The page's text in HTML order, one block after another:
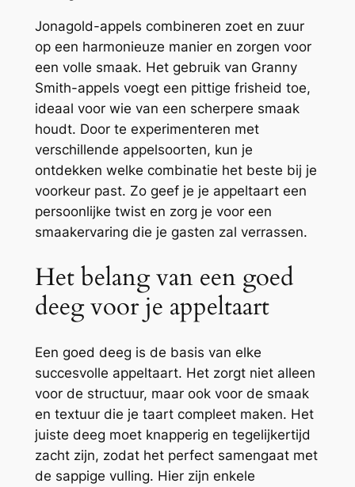
Jonagold-appels combineren zoet en zuur
op een harmonieuze manier en zorgen voor
een volle smaak. Het gebruik van Granny
Smith-appels voegt een pittige frisheid toe,
ideaal voor wie van een scherpere smaak
houdt. Door te experimenteren met
verschillende appelsoorten, kun je
ontdekken welke combinatie het beste bij je
voorkeur past. Zo geef je je appeltaart een
persoonlijke twist en zorg je voor een
smaakervaring die je gasten zal verrassen.
Het belang van een goed
deeg voor je appeltaart
Een goed deeg is de basis van elke
succesvolle appeltaart. Het zorgt niet alleen
voor de structuur, maar ook voor de smaak
en textuur die je taart compleet maken. Het
juiste deeg moet knapperig en tegelijkertijd
zacht zijn, zodat het perfect samengaat met
de sappige vulling. Hier zijn enkele